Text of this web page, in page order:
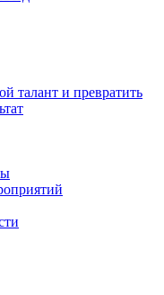
талант и превратить